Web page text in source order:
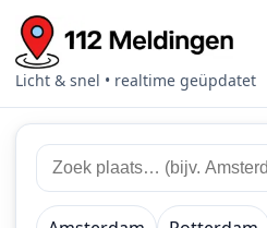
Licht & snel • realtime geüpdatet
Zoek
112
meldingen
Zoek
plaats
of